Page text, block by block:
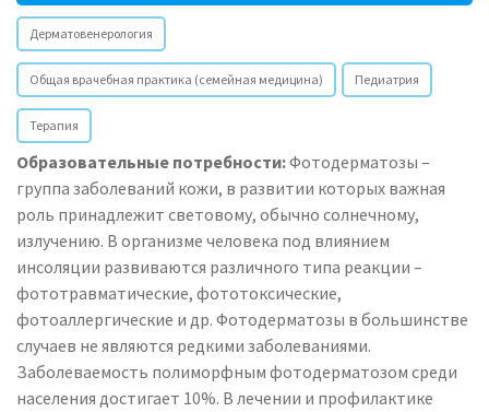
Дерматовенерология
Общая врачебная практика (семейная медицина) Педиатрия
Терапия
Образовательные потребности:Фотодерматозы –
группа заболеваний кожи, в развитии которых важная
роль принадлежит световому, обычно солнечному,
излучению. В организме человека под влиянием
инсоляции развиваются различного типа реакции –
фототравматические, фототоксические,
фотоаллергические и др. Фотодерматозы в большинстве
случаев не являются редкими заболеваниями.
Заболеваемость полиморфным фотодерматозом среди
населения достигает 10%. В лечении и профилактике